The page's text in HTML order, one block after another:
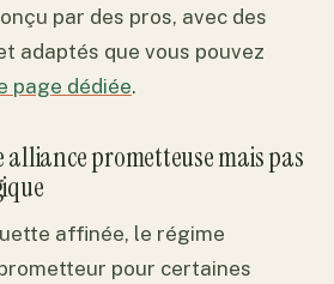
par des pros, avec des
adaptés que vous pouvez
page dédiée.
alliance prometteuse mais pas
affinée, le régime
pour certaines